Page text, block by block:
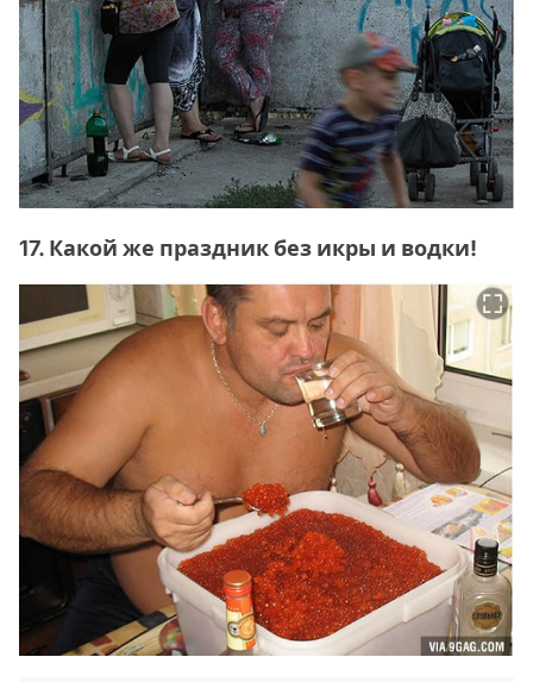
17. Какой же праздник без икры и водки!